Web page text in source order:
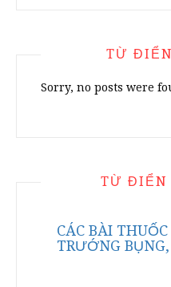
TỪ
Sorry, no posts were
TỪ ĐIỂN
CÁC BÀI
TRƯỚNG